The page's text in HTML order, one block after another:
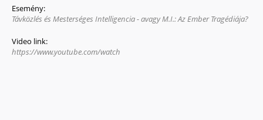
Esemény:
Távközlés és Mesterséges Intelligencia - avagy M.I.: Az Ember Tragédiája?
Video link:
https://www.youtube.com/watch